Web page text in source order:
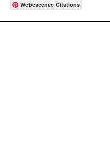
Webescence Citations